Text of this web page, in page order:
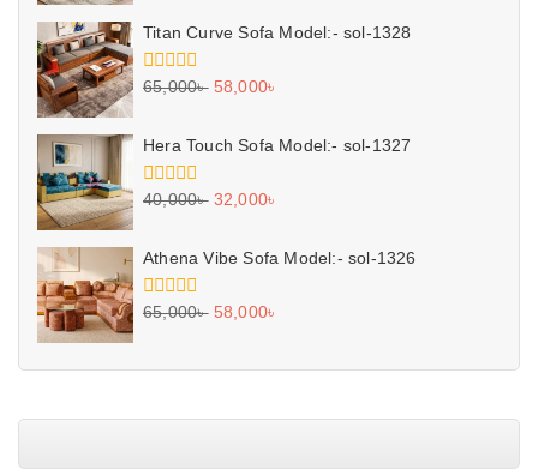
5
Titan Curve Sofa Model:- sol-1328
0
5
65,000৳ 58,000৳
Hera Touch Sofa Model:- sol-1327
0
5
40,000৳ 32,000৳
Athena Vibe Sofa Model:- sol-1326
0
5
65,000৳ 58,000৳